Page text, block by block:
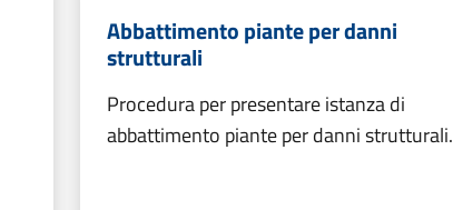
Abbattimento piante per danni
strutturali
Procedura per presentare istanza di
abbattimento piante per danni strutturali.